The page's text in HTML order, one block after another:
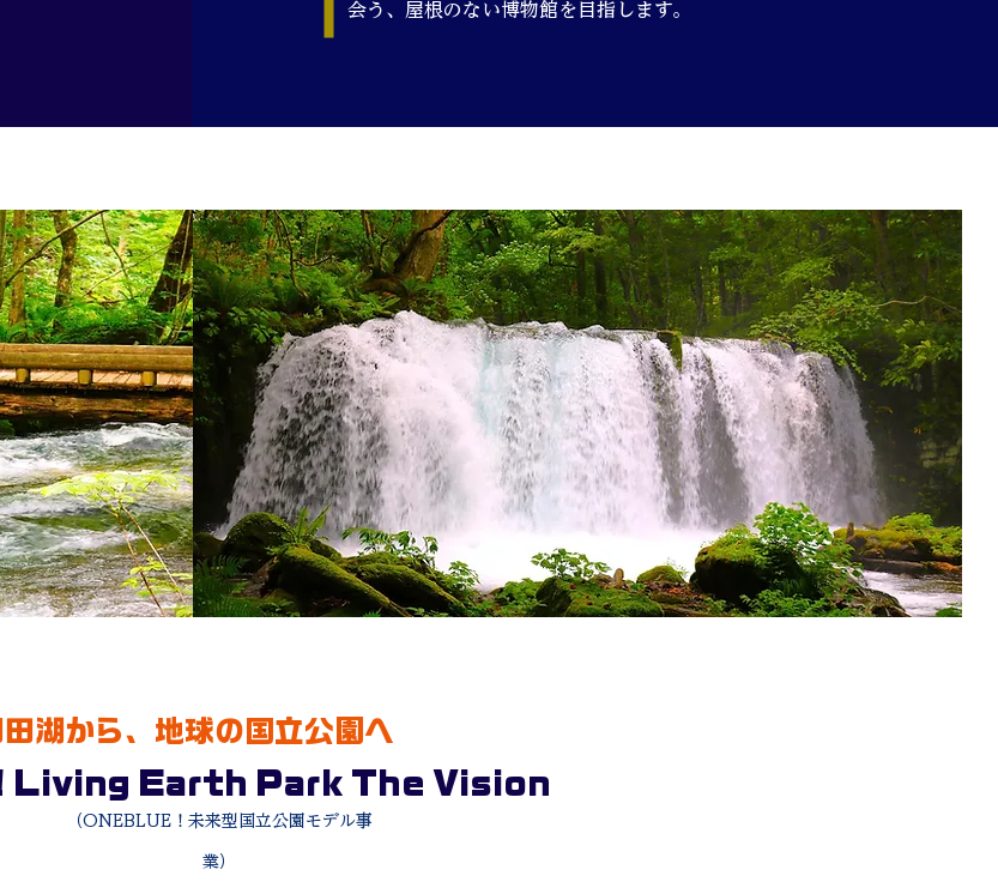
会う、屋根のない博物館を目指します。
湖から、地球の国立公園へ
Living Earth Park The Vision
（ONEBLUE！未来型国立公園モデル事
業）